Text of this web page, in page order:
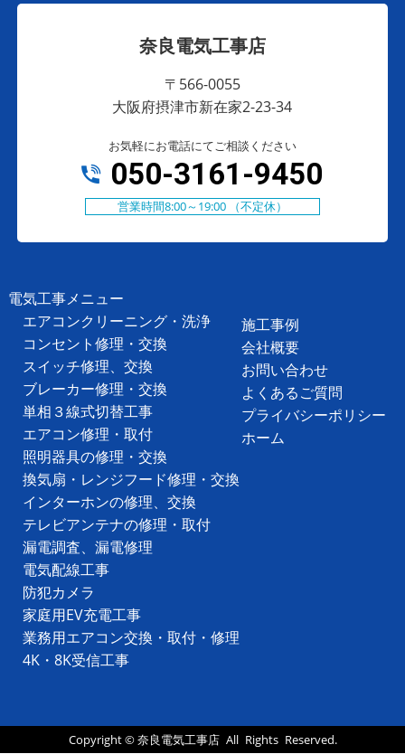
奈良電気工事店
〒566-0055
大阪府摂津市新在家2-23-34
お気軽にお電話にてご相談ください
050-3161-9450
営業時間8:00～19:00 （不定休）
電気工事メニュー
エアコンクリーニング・洗浄
コンセント修理・交換
スイッチ修理、交換
ブレーカー修理・交換
単相３線式切替工事
エアコン修理・取付
照明器具の修理・交換
換気扇・レンジフード修理・交換
インターホンの修理、交換
テレビアンテナの修理・取付
漏電調査、漏電修理
電気配線工事
防犯カメラ
家庭用EV充電工事
業務用エアコン交換・取付・修理
4K・8K受信工事
施工事例
会社概要
お問い合わせ
よくあるご質問
プライバシーポリシー
ホーム
Copyright ©奈良電気工事店All Rights Reserved.